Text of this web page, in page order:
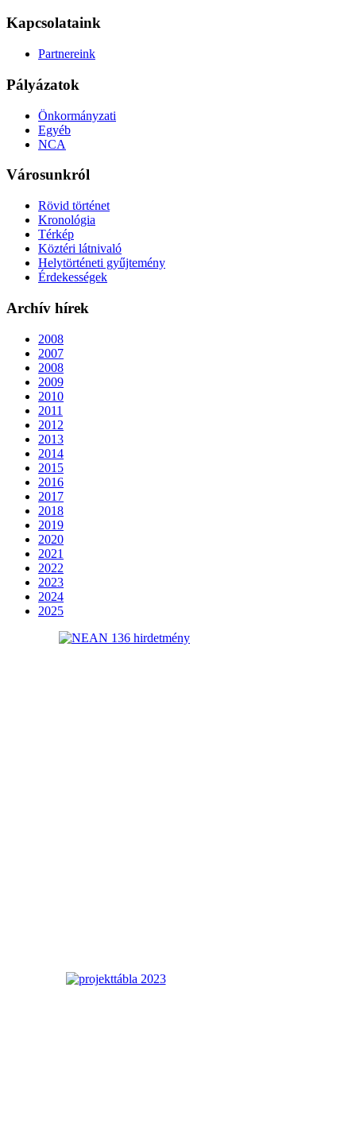
Kapcsolataink
Partnereink
Pályázatok
Önkormányzati
Egyéb
NCA
Városunkról
Rövid történet
Kronológia
Térkép
Köztéri látnivaló
Helytörténeti gyűjtemény
Érdekességek
Archív hírek
2008
2007
2008
2009
2010
2011
2012
2013
2014
2015
2016
2017
2018
2019
2020
2021
2022
2023
2024
2025